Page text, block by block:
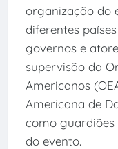
organização do
diferentes
governos e
supervisão da
Americanos
Americana de
como
do evento.